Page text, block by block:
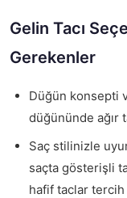
Gelin Tacı
Gerekenler
Düğün konsepti
düğününde ağır
Saç stilinizle
saçta gösterişli
hafif taclar